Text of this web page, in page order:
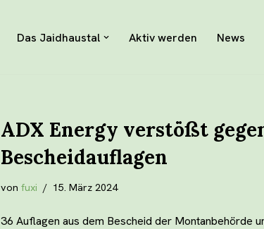
Das Jaidhaustal Aktiv werden News
ADX Energy verstößt
Bescheidauflagen
von fuxi 15. März 2024
36 Auflagen aus dem Bescheid der Montanbehörde